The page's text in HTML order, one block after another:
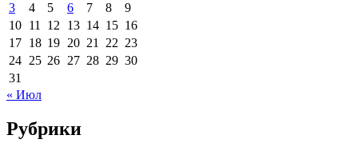
3
4 5 6 7 8
9
10 11 12 13 14 15 16
17 18 19 20 21 22 23
24 25 26 27 28 29 30
31
« Июл
Рубрики